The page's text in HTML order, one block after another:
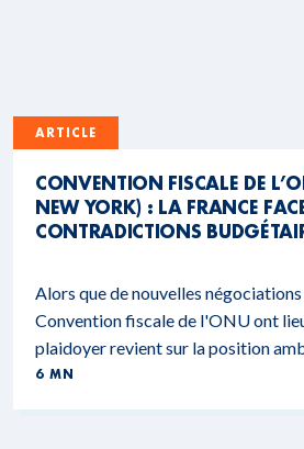
ARTICLE
CONVENTION FISCALE DE
NEW YORK) : LA FRANCE
CONTRADICTIONS
Alors que de nouvelles
Convention fiscale de l'ONU ont
plaidoyer revient sur la position
6 MN